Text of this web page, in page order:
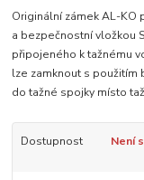
Originální zámek AL-KO
a bezpečnostní vložkou
připojeného k tažnému
lze zamknout s použitím
do tažné spojky místo
Dostupnost Není